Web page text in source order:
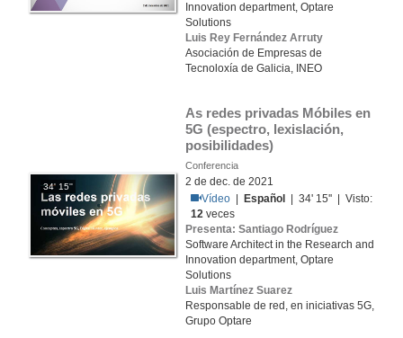
Innovation department, Optare
Solutions
Luis Rey Fernández Arruty
Asociación de Empresas de
Tecnoloxía de Galicia, INEO
34' 15''
As redes privadas Móbiles en
5G (espectro, lexislación,
posibilidades)
Conferencia
2 de dec. de 2021
Vídeo
Español
| 34' 15'' | Visto:
12 veces
Presenta: Santiago Rodríguez
Software Architect in the Research and
Innovation department, Optare
Solutions
Luis Martínez Suarez
Responsable de red, en iniciativas 5G,
Grupo Optare